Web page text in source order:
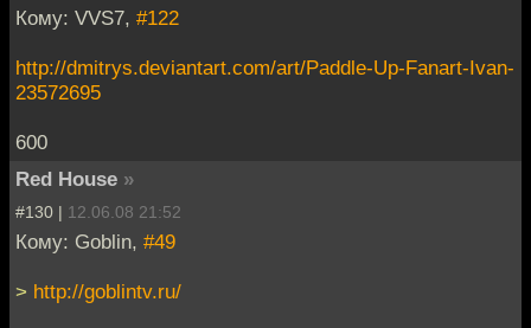
Кому: VVS7, #122
http://dmitrys.deviantart.com/art/Paddle-Up-Fanart-Ivan-
23572695
600
Red House »
#130 | 12.06.08 21:52
Кому: Goblin, #49
> http://goblintv.ru/